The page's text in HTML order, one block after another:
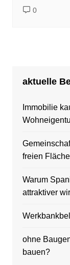
0
aktuelle
Immobilie
freien
Warum
attraktiver
ohne
bauen?